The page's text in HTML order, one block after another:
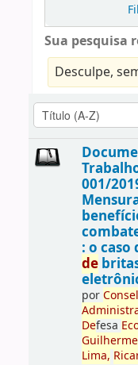
Sua pesquisa
Desculpe,
001/
: o caso
de
por
Defesa
Guilherme
Lima,